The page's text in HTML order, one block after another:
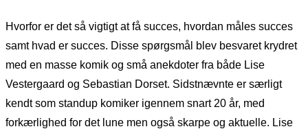
Hvorfor er det så vigtigt at få succes, hvordan måles succes
samt hvad er succes. Disse spørgsmål blev besvaret krydret
med en masse komik og små anekdoter fra både Lise
Vestergaard og Sebastian Dorset. Sidstnævnte er særligt
kendt som standup komiker igennem snart 20 år, med
forkærlighed for det lune men også skarpe og aktuelle. Lise